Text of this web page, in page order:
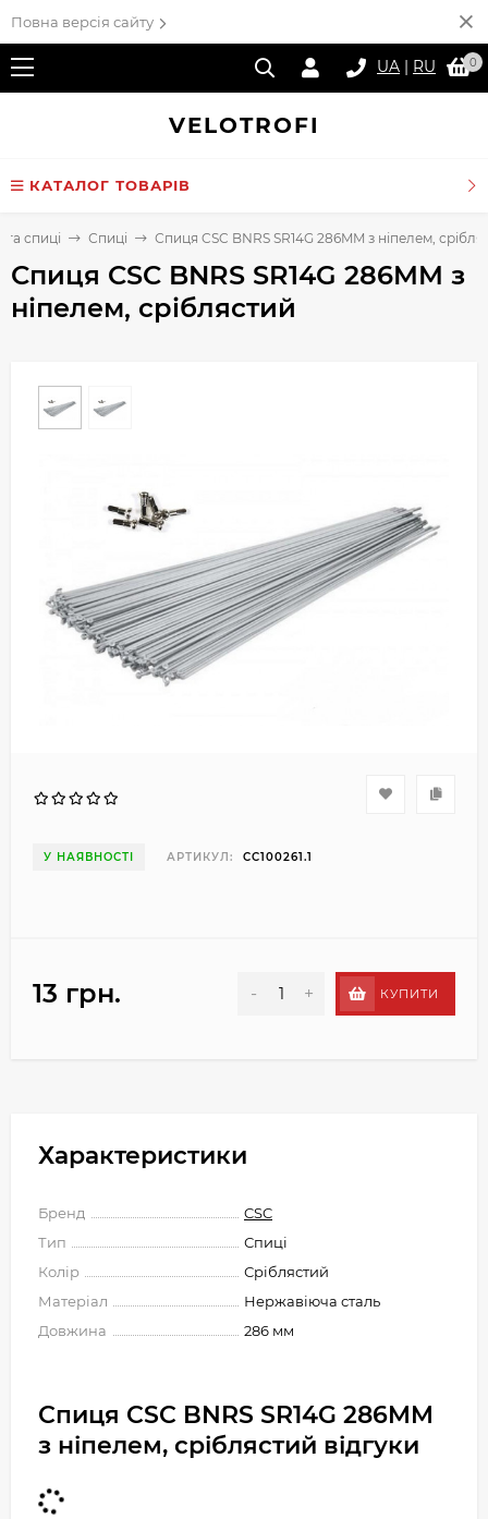
Повна версія сайту
UA | RU 0
VELOTROFI
КАТАЛОГ ТОВАРІВ
спиці Спиці Спиця CSC BNRS SR14G 286MM з ніпелем,
Спиця CSC BNRS SR14G 286MM з
ніпелем, сріблястий
У НАЯВНОСТІ АРТИКУЛ: CC100261.1
13 грн. - + КУПИТИ
Характеристики
Бренд
CSC
Тип
Спиці
Колір
Сріблястий
Матеріал
Нержавіюча сталь
Довжина
286 мм
Спиця CSC BNRS SR14G 286MM
з ніпелем, сріблястий відгуки